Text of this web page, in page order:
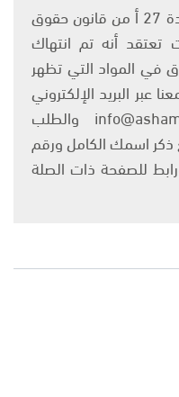
يتم الاستخدام المواد وفقًا للمادة 27 أ من قانون حقوق
2007، وإن كنت تعتقد أنه تم انتهاك
في المواد التي تظهر
عبر البريد الإلكتروني
على العنوان التالي: info@ashams.com والطلب
ذكر اسمك الكامل ورقم
للصفحة ذات الصلة